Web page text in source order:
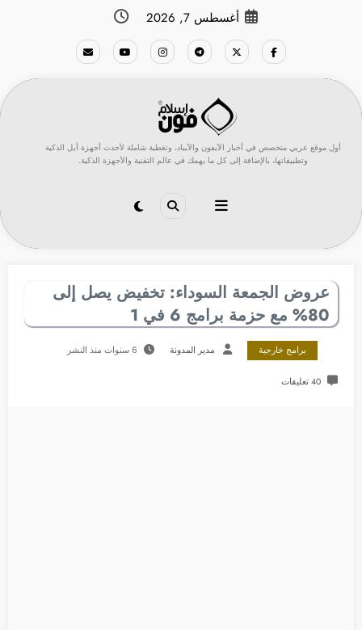
أغسطس 7, 2026
أول موقع عربي متخصص في أخبار الآيفون والآيباد، وتغطية شاملة لأحدث أجهزة أبل الذكية
وتطبيقاتها، بالإضافة إلى كل ما يهمك في عالم التقنية والأجهزة الذكية.
عروض الجمعة السوداء: تخفيض يصل إلى
80% مع حزمة برامج 6 في 1
برامج خارجية مدير المدونة 6 سنوات منذ النشر
40 تعليقات